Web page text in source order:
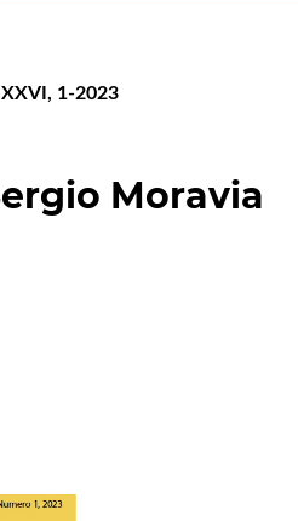
1-2023
Moravia